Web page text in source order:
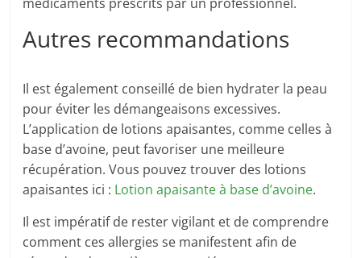
Autres recommandations
Il est également conseillé de bien hydrater la peau
pour éviter les démangeaisons excessives.
L’application de lotions apaisantes, comme celles à
base d’avoine, peut favoriser une meilleure
récupération. Vous pouvez trouver des lotions
apaisantes ici : Lotion apaisante à base d’avoine.
Il est impératif de rester vigilant et de comprendre
comment ces allergies se manifestent afin de